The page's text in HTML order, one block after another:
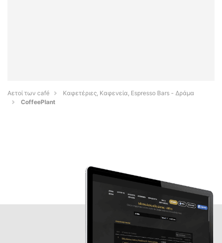
Αετοί των café
Καφετέριες, Καφενεία, Espresso Bars - Δράμα
CoffeePlant